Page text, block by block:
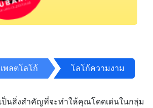
พลตโลโก้ โลโก้ความงาม
ป็นสิ่งสำคัญที่จะทำให้คุณโดดเด่นในกลุ่ม